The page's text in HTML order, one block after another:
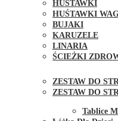
HUŚTAWKI
HUŚTAWKI
BUJAKI
KARUZELE
LINARIA
ŚCIEŻKI
ZESTAW DO
ZESTAW DO
Tablice